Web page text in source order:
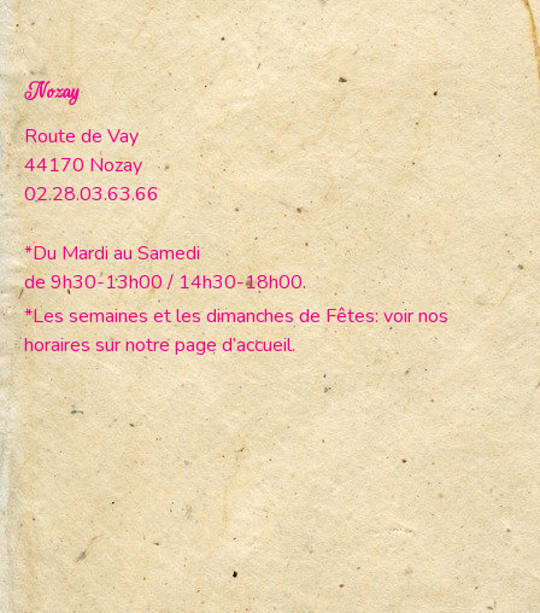
Nozay
Route de Vay
44170 Nozay
02.28.03.63.66
*Du Mardi au Samedi
de 9h30-13h00 / 14h30-18h00.
*Les semaines et les dimanches de Fêtes: voir nos
horaires sur notre page d’accueil.